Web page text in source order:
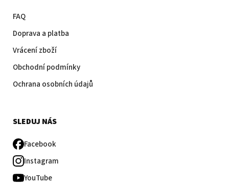
FAQ
Doprava a platba
Vrácení zboží
Obchodní podmínky
Ochrana osobních údajů
SLEDUJ NÁS
Facebook
Instagram
YouTube